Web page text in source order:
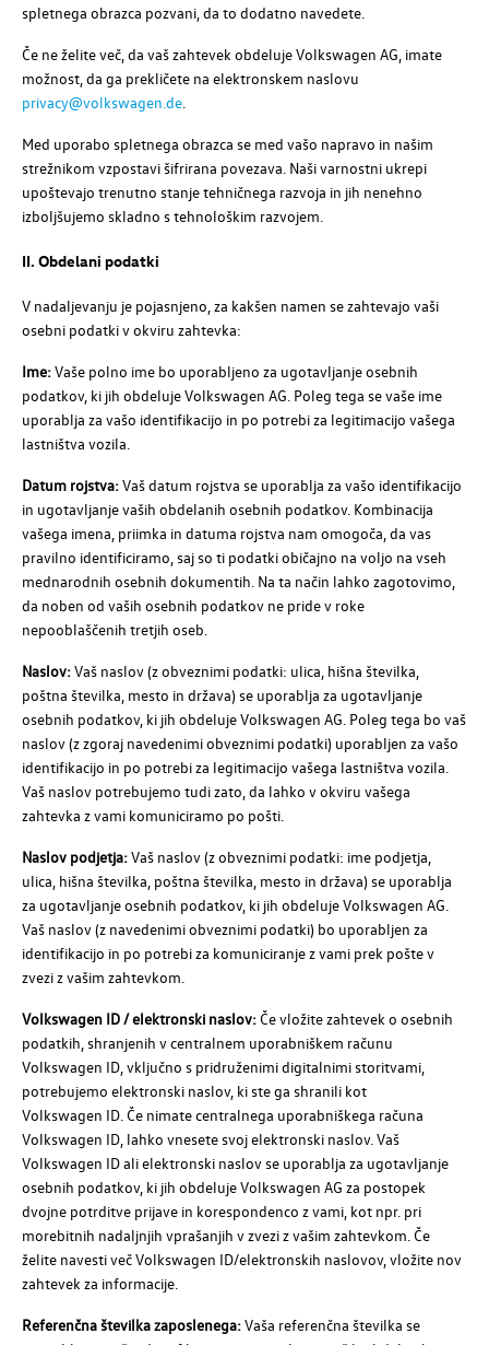
spletnega obrazca pozvani, da to dodatno navedete.
Če ne želite več, da vaš zahtevek obdelujeVolkswagen AG , imate
možnost, da ga prekličete na elektronskem naslovu
privacy@volkswagen.de
Med uporabo spletnega obrazca se med vašo napravo in našim
strežnikom vzpostavi šifrirana povezava. Naši varnostni ukrepi
upoštevajo trenutno stanje tehničnega razvoja in jih nenehno
izboljšujemo skladno s tehnološkim razvojem.
II. Obdelani podatki
V nadaljevanju je pojasnjeno, za kakšen namen se zahtevajo vaši
osebni podatki v okviru zahtevka:
Ime:Vaše polno ime bo uporabljeno za ugotavljanje osebnih
podatkov, ki jih obdelujeVolkswagen AG. Poleg tega se vaše ime
uporablja za vašo identifikacijo in po potrebi za legitimacijo vašega
lastništva vozila.
Datum rojstva:Vaš datum rojstva se uporablja za vašo identifikacijo
in ugotavljanje vaših obdelanih osebnih podatkov. Kombinacija
vašega imena, priimka in datuma rojstva nam omogoča, da vas
pravilno identificiramo, saj so ti podatki običajno na voljo na vseh
mednarodnih osebnih dokumentih. Na ta način lahko zagotovimo,
da noben od vaših osebnih podatkov ne pride v roke
nepooblaščenih tretjih oseb.
Naslov:Vaš naslov (z obveznimi podatki: ulica, hišna številka,
poštna številka, mesto in država) se uporablja za ugotavljanje
osebnih podatkov, ki jih obdelujeVolkswagen AG. Poleg tega bo vaš
naslov (z zgoraj navedenimi obveznimi podatki) uporabljen za vašo
identifikacijo in po potrebi za legitimacijo vašega lastništva vozila.
Vaš naslov potrebujemo tudi zato, da lahko v okviru vašega
zahtevka z vami komuniciramo po pošti.
Naslov podjetja:Vaš naslov (z obveznimi podatki: ime podjetja,
ulica, hišna številka, poštna številka, mesto in država) se uporablja
za ugotavljanje osebnih podatkov, ki jih obdelujeVolkswagen AG.
Vaš naslov (z navedenimi obveznimi podatki) bo uporabljen za
identifikacijo in po potrebi za komuniciranje z vami prek pošte v
zvezi z vašim zahtevkom.
Volkswagen ID/ elektronski naslov:Če vložite zahtevek o osebnih
podatkih, shranjenih v centralnem uporabniškem računu
Volkswagen ID, vključno s pridruženimi digitalnimi storitvami,
potrebujemo elektronski naslov, ki ste ga shranili kot
Volkswagen ID. Če nimate centralnega uporabniškega računa
Volkswagen ID, lahko vnesete svoj elektronski naslov. Vaš
Volkswagen ID ali elektronski naslov se uporablja za ugotavljanje
osebnih podatkov, ki jih obdelujeVolkswagen AG za postopek
dvojne potrditve prijave in korespondenco z vami, kot npr. pri
morebitnih nadaljnjih vprašanjih v zvezi z vašim zahtevkom. Če
želite navesti večVolkswagen ID/elektronskih naslovov, vložite nov
zahtevek za informacije.
Referenčna številka zaposlenega:Vaša referenčna številka se